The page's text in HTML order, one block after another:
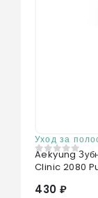
Уход за
0из 5
Aekyung
Clinic 2080
430 ₽